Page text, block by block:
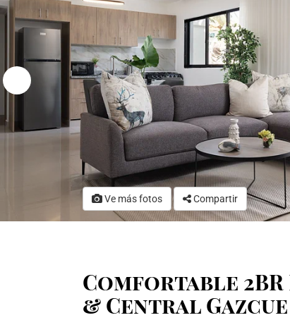
Ve más fotos Compartir
Comfortable
& Central Gazcue